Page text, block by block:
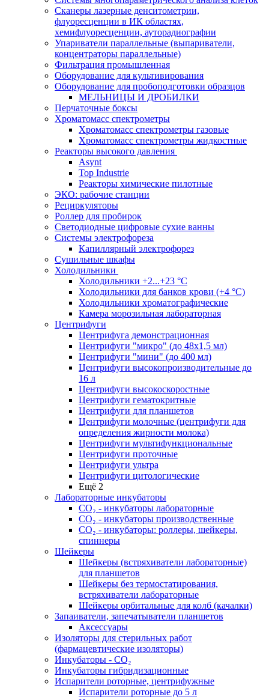
Сканеры лазерные денситометрии,
флуоресценции в ИК областях,
хемифлуоресценции, ауторадиографии
Упариватели параллельные (выпариватели,
концентраторы параллельные)
Фильтрация промышленная
Оборудование для культивирования
Оборудование для пробоподготовки образцов
МЕЛЬНИЦЫ И ДРОБИЛКИ
Перчаточные боксы
Хроматомасс спектрометры
Хроматомасс спектрометры газовые
Хроматомасс спектрометры жидкостные
Реакторы высокого давления
Asynt
Top Industrie
Реакторы химические пилотные
ЭКО: рабочие станции
Рециркуляторы
Роллер для пробирок
Светодиодные цифровые сухие ванны
Системы электрофореза
Капиллярный электрофорез
Сушильные шкафы
Холодильники
Холодильники +2...+23 °С
Холодильники для банков крови (+4 °С)
Холодильники хроматографические
Камера морозильная лабораторная
Центрифуги
Центрифуга демонстрационная
Центрифуги "микро" (до 48x1,5 мл)
Центрифуги "мини" (до 400 мл)
Центрифуги высокопроизводительные до
16 л
Центрифуги высокоскоростные
Центрифуги гематокритные
Центрифуги для планшетов
Центрифуги молочные (центрифуги для
определения жирности молока)
Центрифуги мультифункциональные
Центрифуги проточные
Центрифуги ультра
Центрифуги цитологические
Ещё 2
Лабораторные инкубаторы
СО₂ - инкубаторы лабораторные
СО₂ - инкубаторы производственные
СО₂ - инкубаторы: роллеры, шейкеры,
спиннеры
Шейкеры
Шейкеры (встряхиватели лабораторные)
для планшетов
Шейкеры без термостатирования,
встряхиватели лабораторные
Шейкеры орбитальные для колб (качалки)
Запаиватели, запечатыватели планшетов
Аксессуары
Изоляторы для стерильных работ
(фармацевтические изоляторы)
Инкубаторы - CO₂
Инкубаторы гибридизационные
Испарители роторные, центрифужные
Испарители роторные до 5 л